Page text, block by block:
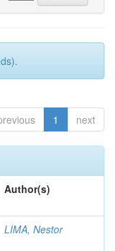
1 next
Author(s)
LIMA, Nestor